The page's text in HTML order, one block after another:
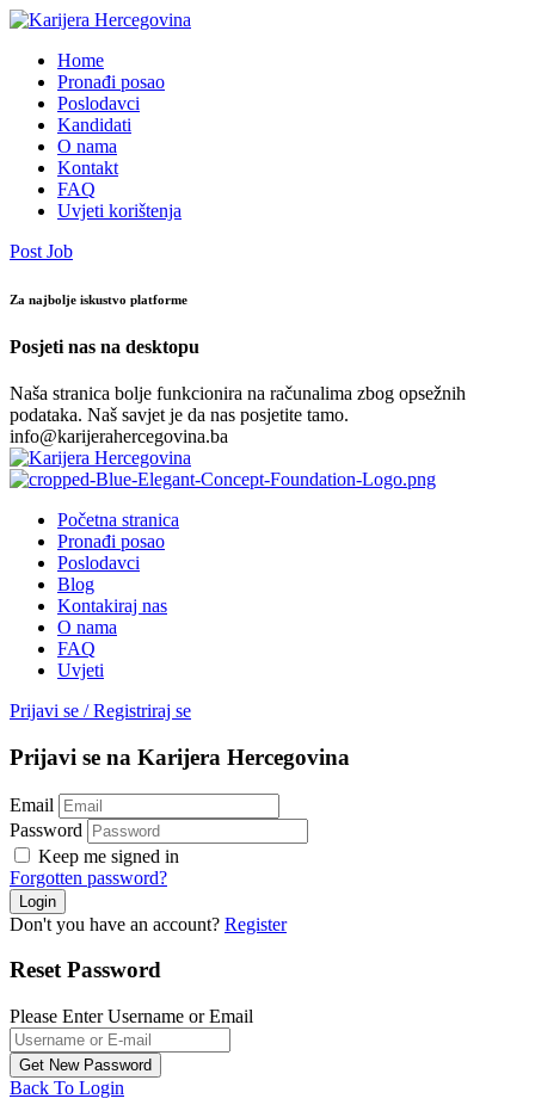
Home
Pronađi posao
Poslodavci
Kandidati
O nama
Kontakt
FAQ
Uvjeti korištenja
Post Job
Za najbolje iskustvo platforme
Posjeti nas na desktopu
Naša stranica bolje funkcionira na računalima zbog opsežnih
podataka. Naš savjet je da nas posjetite tamo.
info@karijerahercegovina.ba
Početna stranica
Pronađi posao
Poslodavci
Blog
Kontakiraj nas
O nama
FAQ
Uvjeti
Prijavi se / Registriraj se
Prijavi se na Karijera Hercegovina
Email
Password
Keep me signed in
Forgotten password?
Don't you have an account? Register
Reset Password
Please Enter Username or Email
Back To Login